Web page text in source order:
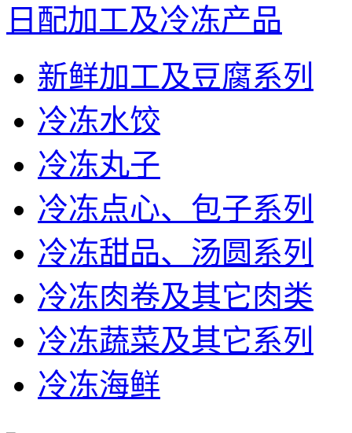
日配加工及冷冻产品
新鲜加工及豆腐系列
冷冻水饺
冷冻丸子
冷冻点心、包子系列
冷冻甜品、汤圆系列
冷冻肉卷及其它肉类
冷冻蔬菜及其它系列
冷冻海鲜